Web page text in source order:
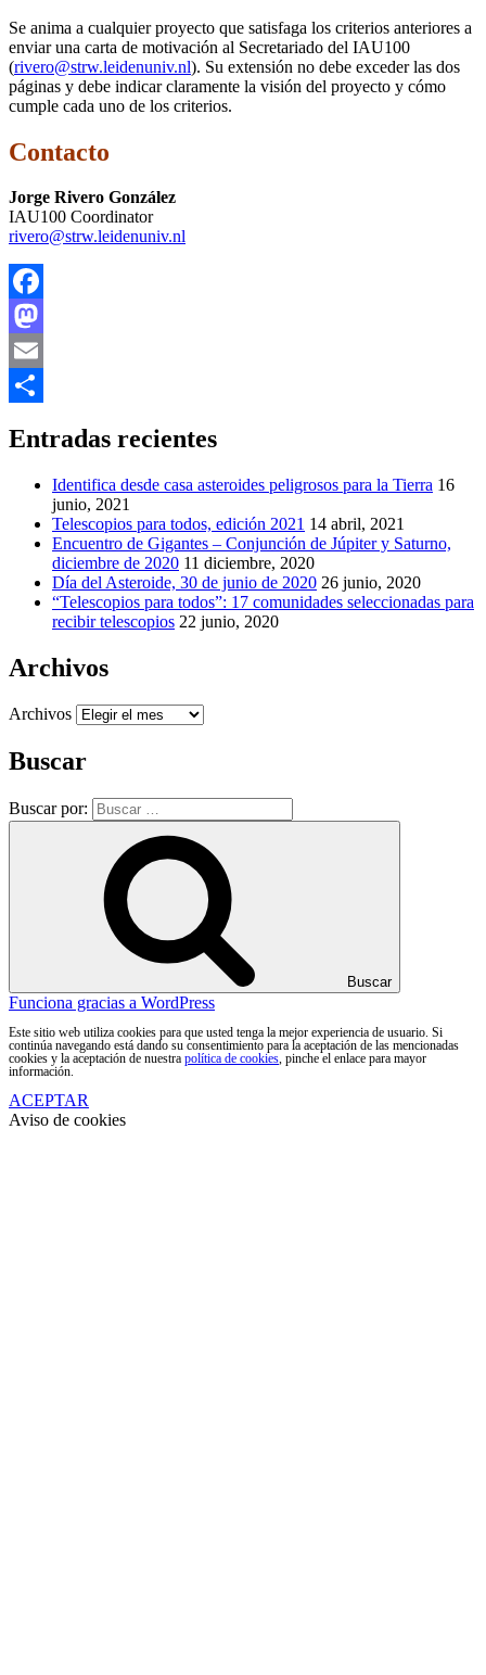
Se anima a cualquier proyecto que satisfaga los criterios anteriores a
enviar una carta de motivación al Secretariado del IAU100
(rivero@strw.leidenuniv.nl). Su extensión no debe exceder las dos
páginas y debe indicar claramente la visión del proyecto y cómo
cumple cada uno de los criterios.
Contacto
Jorge Rivero González
IAU100 Coordinator
rivero@strw.leidenuniv.nl
Facebook
Mastodon
Email
Entradas recientes
Identifica desde casa asteroides peligrosos para la Tierra 16
junio, 2021
Telescopios para todos, edición 2021 14 abril, 2021
Encuentro de Gigantes – Conjunción de Júpiter y Saturno,
diciembre de 2020 11 diciembre, 2020
Día del Asteroide, 30 de junio de 2020 26 junio, 2020
“Telescopios para todos”: 17 comunidades seleccionadas para
recibir telescopios 22 junio, 2020
Archivos
Archivos
Buscar
Buscar por:
Buscar
Funciona gracias a WordPress
Este sitio web utiliza cookies para que usted tenga la mejor experiencia de usuario. Si
continúa navegando está dando su consentimiento para la aceptación de las mencionadas
cookies y la aceptación de nuestra política de cookies, pinche el enlace para mayor
información.
ACEPTAR
Aviso de cookies